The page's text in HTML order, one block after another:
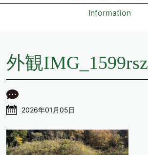
Information
外観IMG_1599rsz
2026年01月05日